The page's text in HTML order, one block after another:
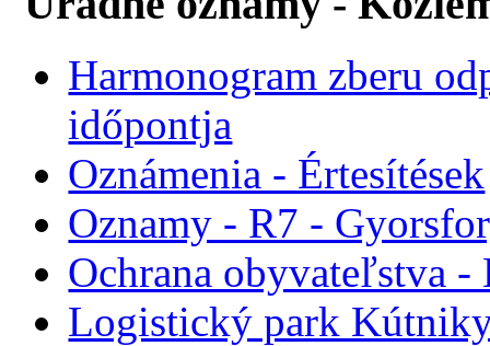
Harmonogram zberu
időpontja
Oznámenia - Értesítések
Oznamy - R7 -
Ochrana obyvateľstva -
Logistický park